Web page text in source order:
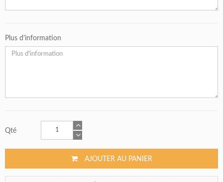
Plus d'information
Qté
AJOUTER AU PANIER